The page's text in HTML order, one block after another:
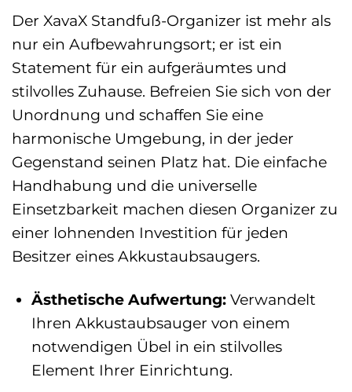
Der XavaX Standfuß-Organizer ist mehr als
nur ein Aufbewahrungsort; er ist ein
Statement für ein aufgeräumtes und
stilvolles Zuhause. Befreien Sie sich von der
Unordnung und schaffen Sie eine
harmonische Umgebung, in der jeder
Gegenstand seinen Platz hat. Die einfache
Handhabung und die universelle
Einsetzbarkeit machen diesen Organizer zu
einer lohnenden Investition für jeden
Besitzer eines Akkustaubsaugers.
Ästhetische Aufwertung:Verwandelt
Ihren Akkustaubsauger von einem
notwendigen Übel in ein stilvolles
Element Ihrer Einrichtung.